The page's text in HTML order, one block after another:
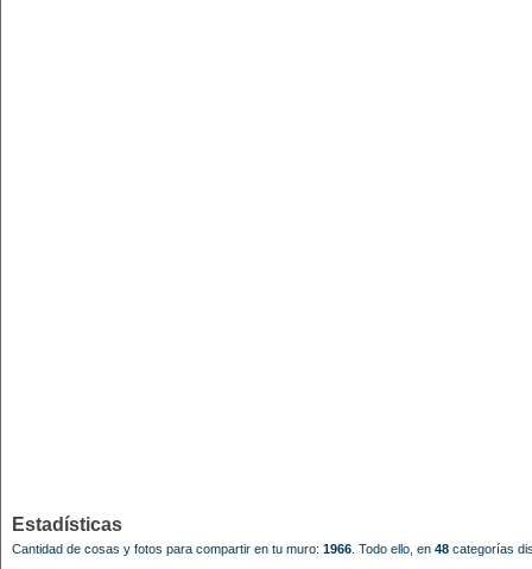
Estadísticas
Cantidad de cosas y fotos para compartir en tu muro: 1966 Todo ello, en 48 categorías